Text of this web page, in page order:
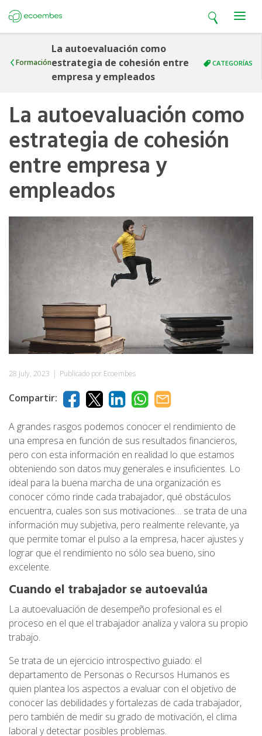
Open search
Open
Formación
La autoevaluación como
estrategia de cohesión entre
empresa y empleados
CATEGORÍAS
La autoevaluación como
estrategia de cohesión
entre empresa y
empleados
28 July, 2023 | Publicado por Ecoembes
Compartir:
A grandes rasgos podemos conocer el rendimiento de
una empresa en función de sus resultados financieros,
pero con esta información en realidad lo que estamos
obteniendo son datos muy generales e insuficientes. Lo
ideal para la buena marcha de una organización es
conocer cómo rinde cada trabajador, qué obstáculos
encuentra, cuales son sus motivaciones… se trata de una
información muy subjetiva, pero realmente relevante, ya
que permite tomar el pulso a la empresa, hacer ajustes y
lograr que el rendimiento no sólo sea bueno, sino
excelente.
Cuando el trabajador se autoevalúa
La autoevaluación de desempeño profesional es el
proceso en el que el trabajador analiza y valora su propio
trabajo.
Se trata de un ejercicio introspectivo guiado: el
departamento de Personas o Recursos Humanos es
quien plantea los aspectos a evaluar con el objetivo de
conocer las debilidades y fortalezas de cada trabajador,
pero también de medir su grado de motivación, el clima
laboral y detectar posibles problemas.